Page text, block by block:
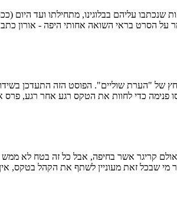
על הסרט בראי השואה אחותי היפה - אורון
פנימה כדי לחוות את הטקס רגע אחר רגע, פרס
שבכל זאת מעוניין לשתף את הקהל בטקס,